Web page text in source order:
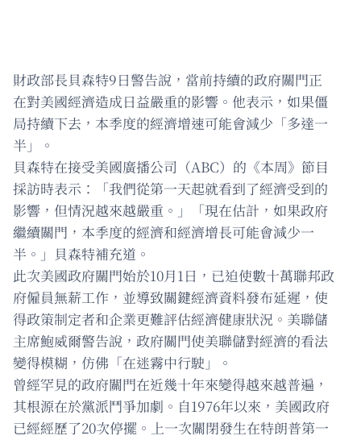
財政部長貝森特9日警告說，當前持續的政府關門正
在對美國經濟造成日益嚴重的影響。他表示，如果僵
局持續下去，本季度的經濟增速可能會減少「多達一
半」。
貝森特在接受美國廣播公司（ABC）的《本周》節目
採訪時表示：「我們從第一天起就看到了經濟受到的
影響，但情況越來越嚴重。」「現在估計，如果政府
繼續關門，本季度的經濟和經濟增長可能會減少一
半。」貝森特補充道。
此次美國政府關門始於10月1日，已迫使數十萬聯邦政
府僱員無薪工作，並導致關鍵經濟資料發布延遲，使
得政策制定者和企業更難評估經濟健康狀況。美聯儲
主席鮑威爾警告說，政府關門使美聯儲對經濟的看法
變得模糊，仿佛「在迷霧中行駛」。
曾經罕見的政府關門在近幾十年來變得越來越普遍，
其根源在於黨派鬥爭加劇。自1976年以來，美國政府
已經經歷了20次停擺。上一次關閉發生在特朗普第一